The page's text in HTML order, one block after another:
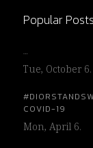
Popular Posts
…
Tue, October 6.
COVID-19
Mon, April 6.